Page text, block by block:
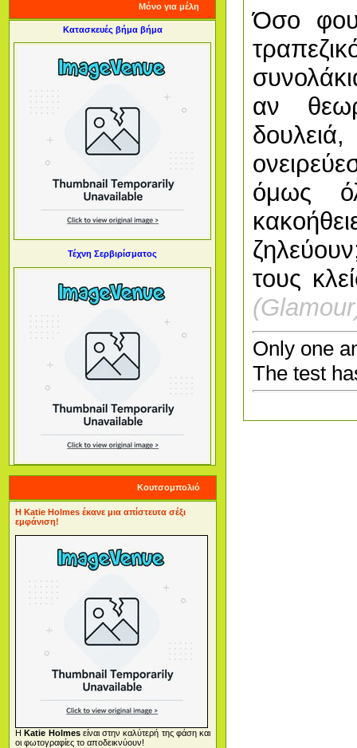
Μόνο για μέλη
Κατασκευές βήμα βήμα
Τέχνη Σερβιρίσματος
Κουτσομπολιό
Η Katie Holmes έκανε μια απίστευτα σέξι
εμφάνιση!
ΗKatie Holmesείναι στην καλύτερή της φάση και
οι φωτογραφίες το αποδεικνύουν!
Όσο
αν
όμως
τους
Only one
The test